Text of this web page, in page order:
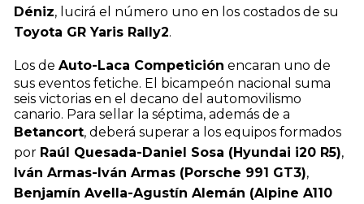
Déniz, lucirá el número uno en los costados de su
Toyota GR Yaris Rally2.
Los de Auto-Laca Competición encaran uno de
sus eventos fetiche. El bicampeón nacional suma
seis victorias en el decano del automovilismo
canario. Para sellar la séptima, además de a
Betancort, deberá superar a los equipos formados
por Raúl Quesada-Daniel Sosa (Hyundai i20 R5),
Iván Armas-Iván Armas (Porsche 991 GT3),
Benjamín Avella-Agustín Alemán (Alpine A110